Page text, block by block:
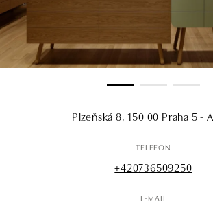
Plzeňská 8, 150 00 Praha 5 -
TELEFON
+420736509250
E-MAIL